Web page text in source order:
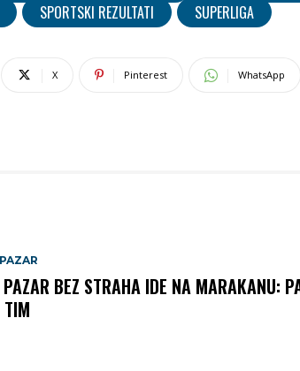
SPORTSKI REZULTATI SUPERLIGA
X Pinterest WhatsApp
BEZ STRAHA IDE NA MARAKANU:
TIM